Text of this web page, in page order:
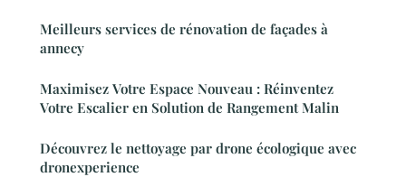
Meilleurs services de rénovation de façades à
annecy
Maximisez Votre Espace Nouveau : Réinventez
Votre Escalier en Solution de Rangement Malin
Découvrez le nettoyage par drone écologique avec
dronexperience